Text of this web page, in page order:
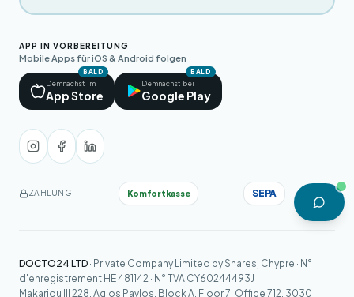
APP IN VORBEREITUNG
Mobile Apps für iOS & Android folgen
BALD
Demnächst im
App Store
BALD
Demnächst bei
Google Play
ZAHLUNG Komfortkasse SEPA
DOCTO24 LTD · Private Company Limited by Shares, Chypre · N°
d'enregistrement HE 481142 · N° TVA CY60244493J
Makariou III 228, Agios Pavlos, Block A, Floor 7, Office 712, 3030